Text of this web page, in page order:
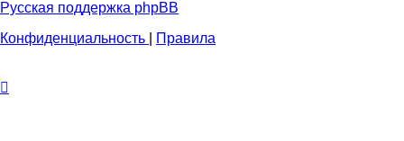
Русская поддержка phpBB
Конфиденциальность
Правила